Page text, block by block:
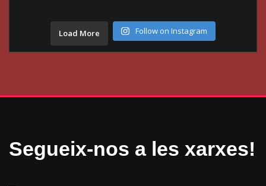
Load More Follow on Instagram
Segueix-nos a les xarxes!